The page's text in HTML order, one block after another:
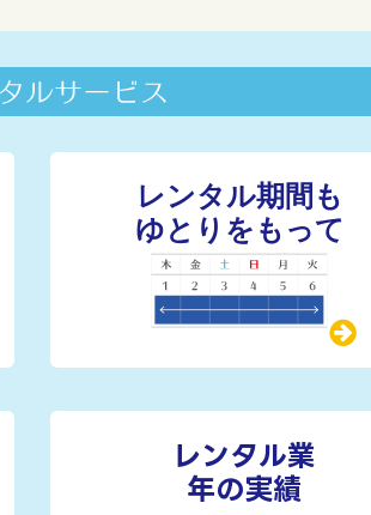
レンタル業
年の実績